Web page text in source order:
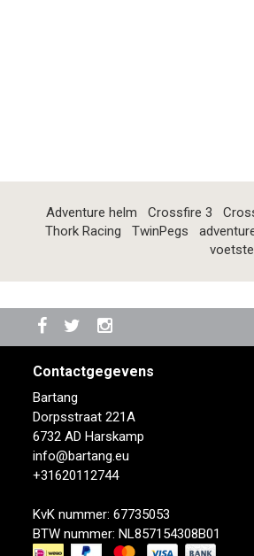
Adventure helm Crossfire 3
Thork Racing
TwinPegs
Contactgegevens
Bartang
Dorpsstraat 221A
6732 AD Harskamp
info@bartang.eu
+31620112744
KvK nummer: 67735053
BTW nummer: NL857154308B01